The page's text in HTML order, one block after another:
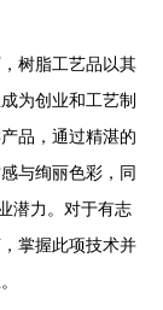
树脂工艺品以其
为创业和工艺制
品，通过精湛的
与绚丽色彩，同
潜力。对于有志
掌握此项技术并